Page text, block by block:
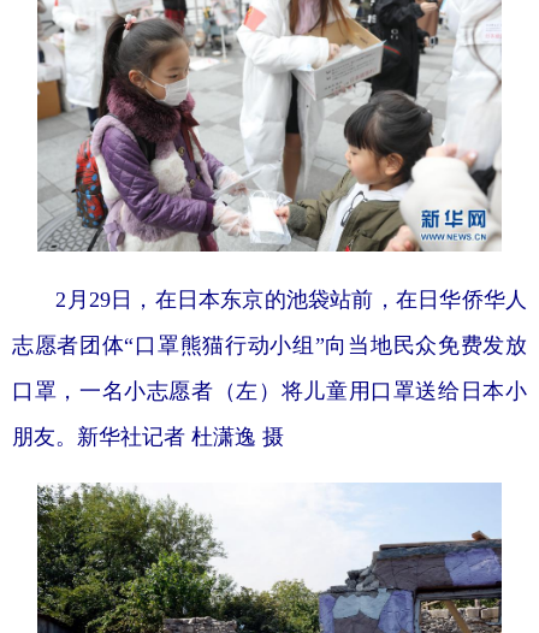
2月29日，在日本东京的池袋站前，在日华侨华人
志愿者团体“口罩熊猫行动小组”向当地民众免费发放
口罩，一名小志愿者（左）将儿童用口罩送给日本小
朋友。新华社记者 杜潇逸 摄